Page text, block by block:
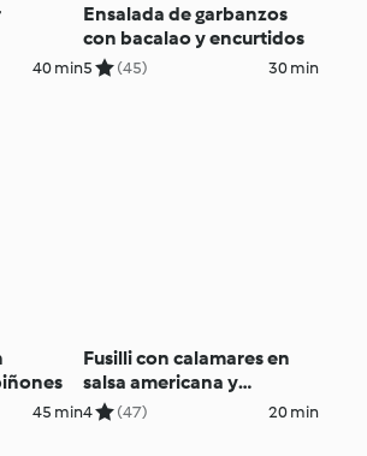
40 min
Ensalada de garbanzos
con bacalao y encurtidos
5 (45) 30 min
45 min
Fusilli con calamares en
salsa americana y
champiñones
4 (47) 20 min